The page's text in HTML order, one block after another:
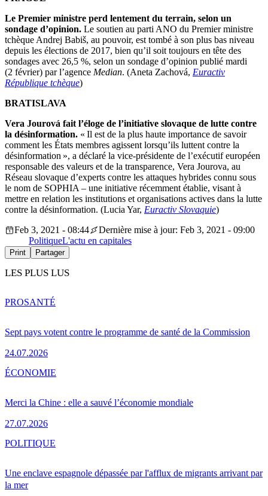
Le Premier ministre perd lentement du terrain, selon un
sondage d’opinion. Le soutien au parti ANO du Premier ministre
tchèque Andrej Babiš, au pouvoir, est tombé à son plus bas niveau
depuis les élections de 2017, bien qu’il soit toujours en tête des
sondages avec 26,5 %, selon un sondage d’opinion publié mardi
(2 février) par l’agence Median. (Aneta Zachová, Euractiv
République tchèque)
BRATISLAVA
Vera Jourová fait l’éloge de l’initiative slovaque de lutte contre
la désinformation. « Il est de la plus haute importance de savoir
comment les États membres agissent lorsqu’ils luttent contre la
désinformation », a déclaré la vice-présidente de l’exécutif européen
responsable des valeurs et de la transparence, Vera Jourova, au
Réseau slovaque d’experts contre les attaques hybrides connu sous
le nom de SOPHIA – une initiative récemment établie, visant à
mettre en relation les institutions et organisations actives dans la lutte
contre la désinformation. (Lucia Yar, Euractiv Slovaquie)
Feb 3, 2021 - 08:44
Dernière mise à jour: Feb 3, 2021 - 09:00
PolitiqueL'actu en capitales
Print Partager
LES PLUS LUS
Sept pays votent contre le programme de santé de la Commission
24.07.2026
PROSANTÉ
Merci la Chine : elle a sauvé l’économie mondiale
27.07.2026
ÉCONOMIE
Une enclave espagnole dépassée par l'afflux de migrants arrivant par
la mer
POLITIQUE